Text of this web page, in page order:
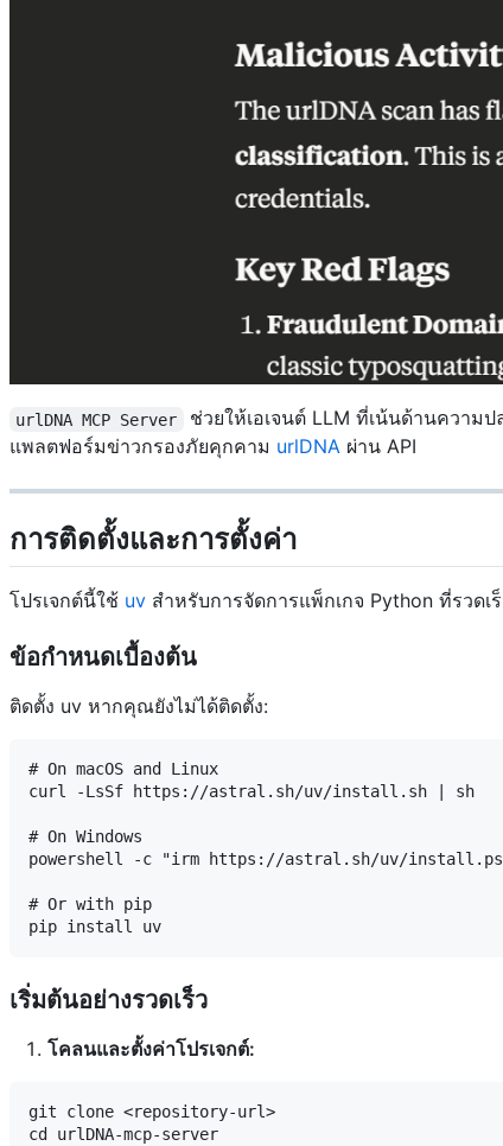
urlDNA MCP Server
ช่วยให้เอเจนต์ LLM ที่เน้นด้านความ
แพลตฟอร์มข่าวกรองภัยคุกคาม urlDNA ผ่าน API
การติดตั้งและการตั้งค่า
โปรเจกต์นี้ใช้ uv สำหรับการจัดการแพ็กเกจ Python ที่รวดเ
ข้อกำหนดเบื้องต้น
ติดตั้ง uv หากคุณยังไม่ได้ติดตั้ง:
# On macOS and Linux
curl -LsSf https://astral.sh/uv/install.sh | sh
# On Windows
powershell -c "irm https://astral.sh/uv/
# Or with pip
เริ่มต้นอย่างรวดเร็ว
โคลนและตั้งค่าโปรเจกต์:
git clone <repository-url>
cd urlDNA-mcp-server